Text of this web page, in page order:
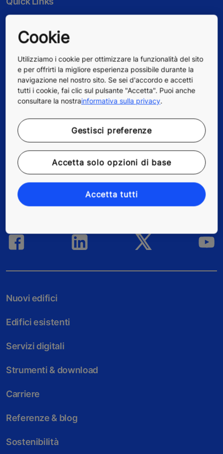
Per i fornitori
Nuovi edifici
Edifici esistenti
Servizi digitali
Strumenti & download
Carriere
Referenze & blog
Sostenibilità
Cookie
Utilizziamo i cookie per ottimizzare la funzionalità del sito
e per offrirti la migliore esperienza possibile durante la
navigazione nel nostro sito. Se sei d'accordo e accetti
tutti i cookie, fai clic sul pulsante "Accetta". Puoi anche
consultare la nostrainformativa sulla privacy.
Gestisci preferenze
Accetta solo opzioni di base
Accetta tutti